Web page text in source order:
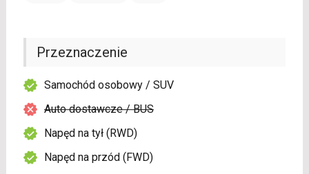
Przeznaczenie
Samochód osobowy / SUV
Auto dostawcze / BUS
Napęd na tył (RWD)
Napęd na przód (FWD)